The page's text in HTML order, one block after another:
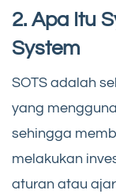
2. Apa Itu
System
SOTS adalah
yang
sehingga
melakukan
aturan atau